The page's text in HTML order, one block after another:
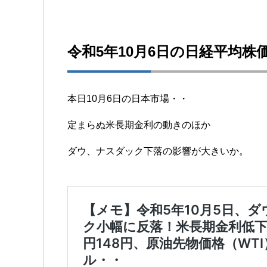
令和5年10月6日の日経平均株
本日10月6日の日本市場・・
定まらぬ米長期金利の動きのほか
ダウ、ナスダック下落の影響が大きいか。